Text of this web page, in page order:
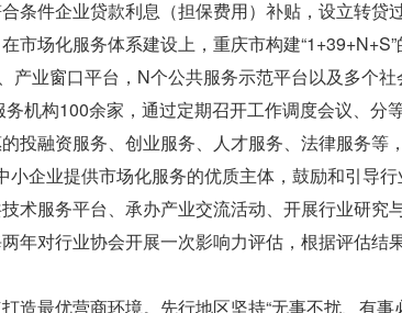
条件企业贷款利息（担保费用）补贴，设立转贷
市场化服务体系建设上，重庆市构建
业窗口平台，N个公共服务示范平台以及多个
机构100余家，通过定期召开工作调度会议、分
投融资服务、创业服务、人才服务、法律服务等
企业提供市场化服务的优质主体，鼓励和引导
术服务平台、承办产业交流活动、开展行业研究
年对行业协会开展一次影响力评估，根据评估结
最优营商环境。先行地区坚持“无事不扰、有事